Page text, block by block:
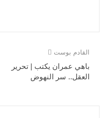
القادم بوست
باهي عمران يكتب | تحرير
العقل.. سر النهوض